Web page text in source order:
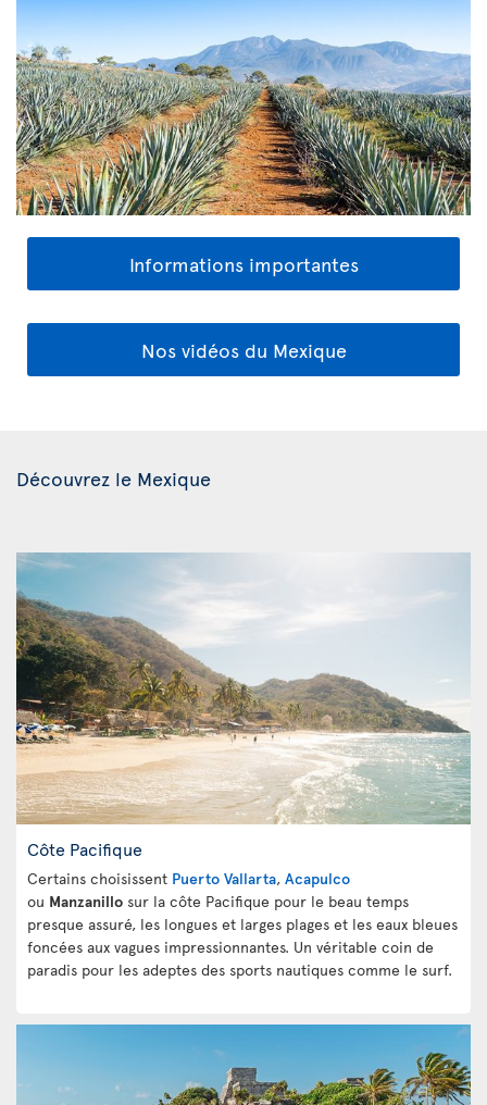
Informations importantes
Nos vidéos du Mexique
Découvrez le Mexique
Côte Pacifique
Certains choisissent Puerto Vallarta, Acapulco
ou Manzanillo sur la côte Pacifique pour le beau temps
presque assuré, les longues et larges plages et les eaux bleues
foncées aux vagues impressionnantes. Un véritable coin de
paradis pour les adeptes des sports nautiques comme le surf.